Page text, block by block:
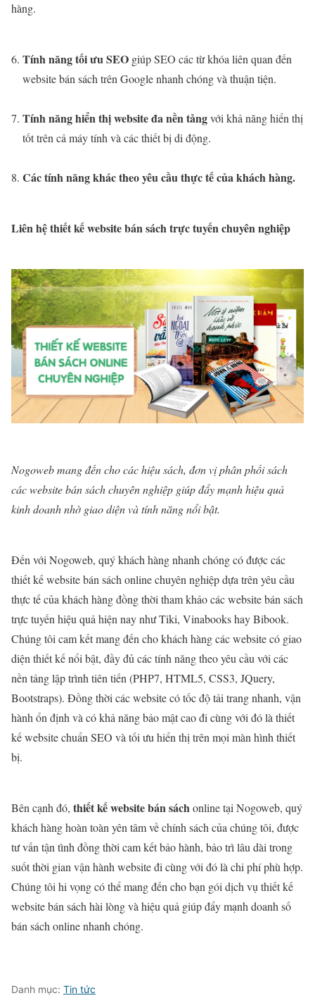
hàng.
Tính năng tối ưu SEO giúp SEO các từ khóa liên quan đến
website bán sách trên Google nhanh chóng và thuận tiện.
Tính năng hiển thị website đa nền tảngvới khả năng hiển thị
tốt trên cả máy tính và các thiết bị di động.
Các tính năng khác theo yêu cầu thực tế của khách hàng.
Liên hệ thiết kế website bán sách trực tuyến chuyên nghiệp
Nogoweb mang đến cho các hiệu sách, đơn vị phân phối sách
các website bán sách chuyên nghiệp giúp đẩy mạnh hiệu quả
kinh doanh nhờ giao diện và tính năng nổi bật.
Đến với Nogoweb, quý khách hàng nhanh chóng có được các
thiết kế website bán sách online chuyên nghiệp dựa trên yêu cầu
thực tế của khách hàng đồng thời tham khảo các website bán sách
trực tuyến hiệu quả hiện nay như Tiki, Vinabooks hay Bibook.
Chúng tôi cam kết mang đến cho khách hàng các website có giao
diện thiết kế nổi bật, đầy đủ các tính năng theo yêu cầu với các
nền tảng lập trình tiên tiến (PHP7, HTML5, CSS3, JQuery,
Bootstraps). Đồng thời các website có tốc độ tải trang nhanh, vận
hành ổn định và có khả năng bảo mật cao đi cùng với đó là thiết
kế website chuẩn SEO và tối ưu hiển thị trên mọi màn hình thiết
bị.
Bên cạnh đó, thiết kế website bán sáchonline tại Nogoweb, quý
khách hàng hoàn toàn yên tâm về chính sách của chúng tôi, được
tư vấn tận tình đồng thời cam kết bảo hành, bảo trì lâu dài trong
suốt thời gian vận hành website đi cùng với đó là chi phí phù hợp.
Chúng tôi hi vọng có thể mang đến cho bạn gói dịch vụ thiết kế
website bán sách hài lòng và hiệu quả giúp đẩy mạnh doanh số
bán sách online nhanh chóng.
Danh mục: Tin tức